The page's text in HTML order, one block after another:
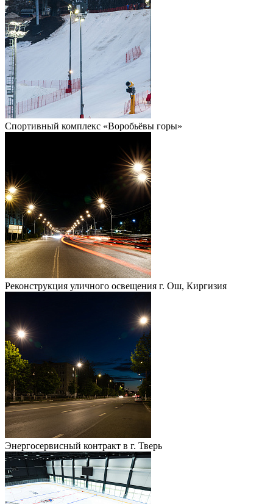
Спортивный комплекс «Воробьёвы горы»
Реконструкция уличного освещения г. Ош, Киргизия
Энергосервисный контракт в г. Тверь